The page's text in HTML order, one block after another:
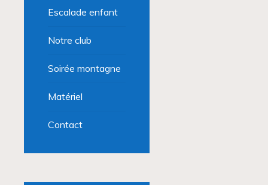
Escalade enfant
Notre club
Soirée montagne
Matériel
Contact